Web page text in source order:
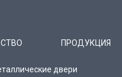
ПРОДУКЦИЯ
двери